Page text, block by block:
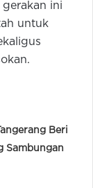
ini
untuk
Beri
Sambungan